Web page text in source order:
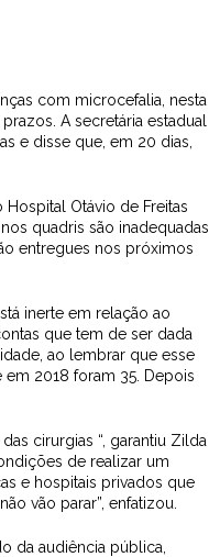
com microcefalia, nesta
A secretária estadual
e disse que, em 20 dias,
Otávio de Freitas
quadris são inadequadas,
entregues nos próximos
inerte em relação ao
que tem de ser dada
ao lembrar que esse
2018 foram 35. Depois
cirurgias “, garantiu Zilda
de realizar um
e hospitais privados que
vão parar”, enfatizou.
da audiência pública,